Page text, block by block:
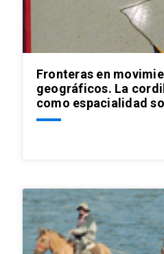
Fronteras en
geográficos. La
como espacialidad